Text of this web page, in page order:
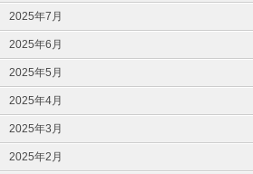
2025年7月
2025年6月
2025年5月
2025年4月
2025年3月
2025年2月